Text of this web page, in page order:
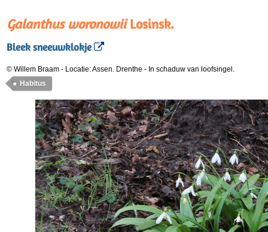
Galanthus woronowiiLosinsk.
Bleek sneeuwklokje
© Willem Braam - Locatie: Assen. Drenthe - In schaduw van loofsingel.
Habitus